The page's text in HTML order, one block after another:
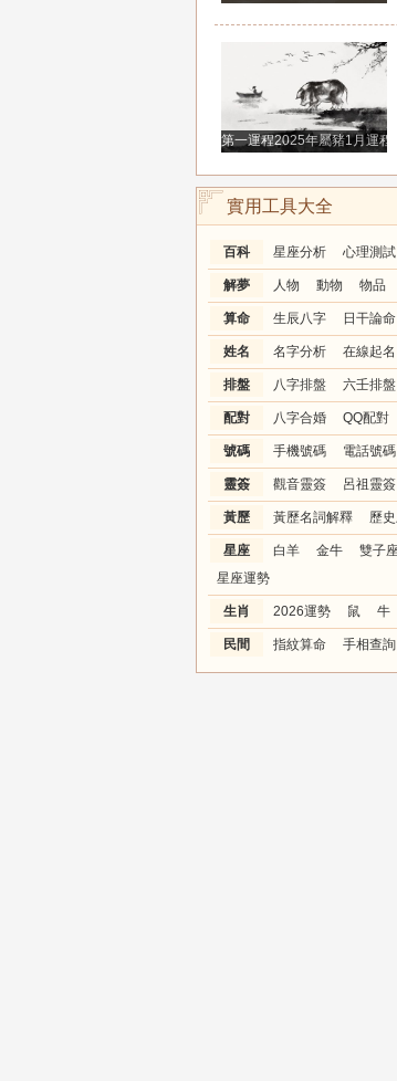
第一運程2025年屬豬1月運程
實用工具大全
百科 星座分析 心理測試
解夢 人物 動物 物品
算命 生辰八字 日干論命
姓名 名字分析 在線起名
排盤 八字排盤 六壬排盤
配對 八字合婚 QQ配對
號碼 手機號碼 電話號碼
靈簽 觀音靈簽 呂祖靈簽
黃歷 黃歷名詞解釋 歷
星座 白羊 金牛 雙子
星座運勢
生肖 2026運勢 鼠 牛
民間 指紋算命 手相查詢